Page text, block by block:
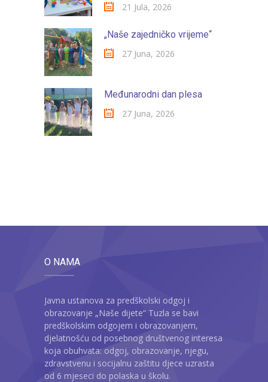
21 Jula, 2026
„Naše zajedničko vrijeme“
27 Juna, 2026
Međunarodni dan plesa
27 Juna, 2026
O NAMA
Javna ustanova za predškolski odgoj i
obrazovanje „Naše dijete“ Tuzla se bavi
predškolskim odgojem i obrazovanjem,
djelatnošću od posebnog društvenog interesa
koja obuhvata: odgoj, obrazovanje, njegu,
zdravstvenu i socijalnu zaštitu djece uzrasta
od 6 mjeseci do polaska u školu.